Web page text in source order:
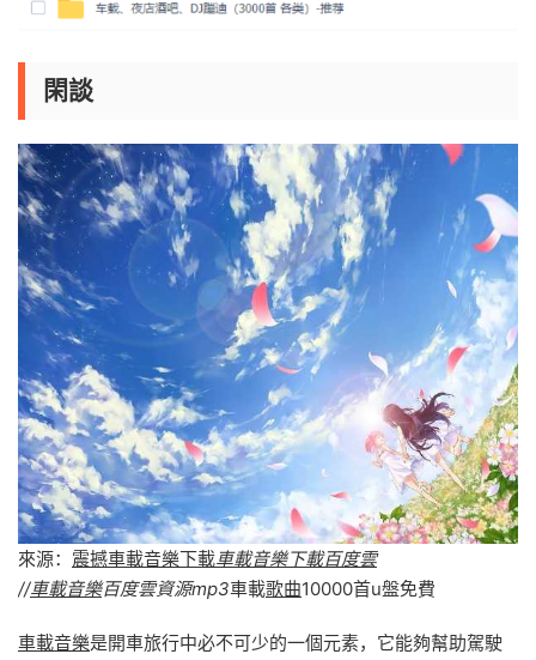
閑談
來源： 震撼車載音樂下載車載音樂下載百度雲
//車載音樂百度雲資源mp3車載歌曲10000首u盤免費
車載音樂是開車旅行中必不可少的一個元素，它能夠幫助駕駛